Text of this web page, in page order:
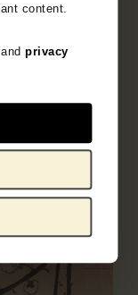
content.
andprivacy